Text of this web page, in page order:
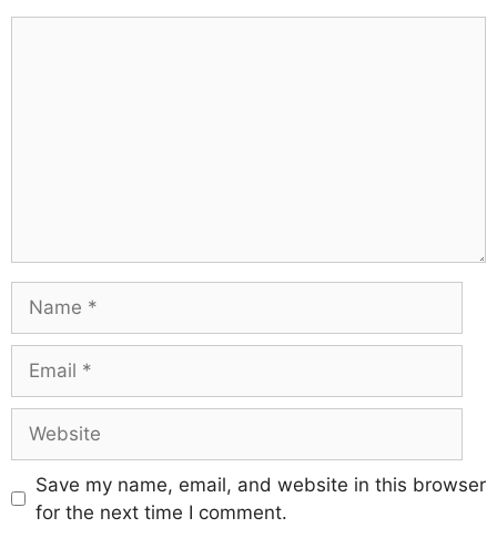
Save my name, email, and website in this browser
for the next time I comment.